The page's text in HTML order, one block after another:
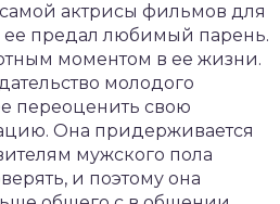
актрисы фильмов для
ее предал любимый парень.
моментом в ее жизни.
молодого
переоценить свою
Она придерживается
мужского пола
и поэтому она